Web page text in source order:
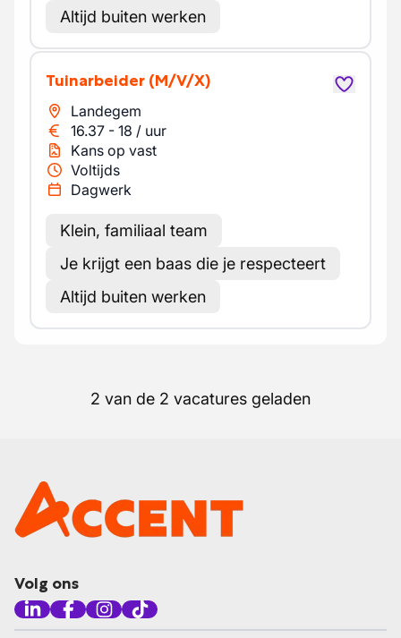
Altijd buiten werken
Tuinarbeider (M/V/X)
Landegem
16.37 - 18 / uur
Kans op vast
Voltijds
Dagwerk
Klein, familiaal team
Je krijgt een baas die je respecteert
Altijd buiten werken
2 van de 2 vacatures geladen
Volg ons